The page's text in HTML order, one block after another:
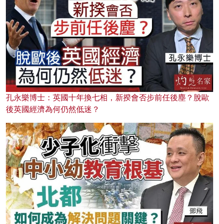
孔永樂博士：英國十年換七相，新揆會否步前任後塵？脫歐
後英國經濟為何仍然低迷？